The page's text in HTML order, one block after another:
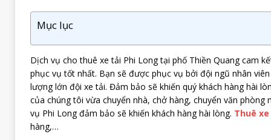
Mục lục
Dịch vụ cho thuê xe tải Phi Long tại phố Thiền Quang cam
phục vụ tốt nhất. Bạn sẽ được phục vụ bởi đội ngũ nhân viên
lượng lớn đội xe tải. Đảm bảo sẽ khiến quý khách hàng hài
của chúng tôi vừa chuyển nhà, chở hàng, chuyển văn phòng
vụ Phi Long đảm bảo sẽ khiến khách hàng hài lòng. Thuê
hàng,…